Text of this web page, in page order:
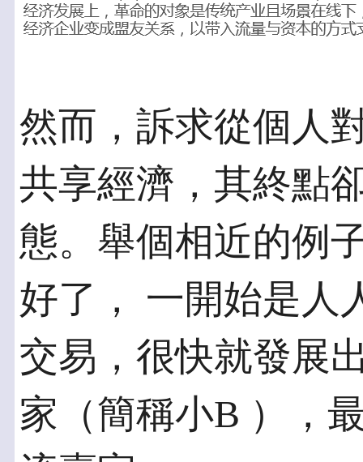
然而，訴求從個人
共享經濟，其終點
態。舉個相近的例
好了， 一開始是人
交易，很快就發展
家（簡稱小B ），